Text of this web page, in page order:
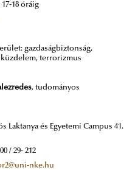
18 óráig
gazdaságbiztonság,
terrorizmus
, tudományos
Laktanya és Egyetemi Campus 41.
/ 29- 212
nke.hu